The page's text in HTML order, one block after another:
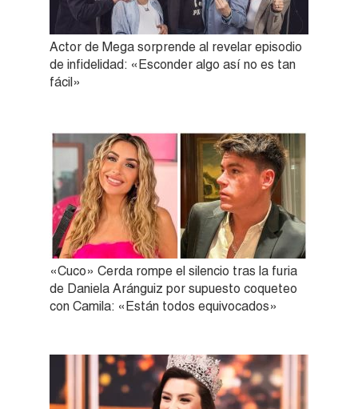
Actor de Mega sorprende al revelar episodio
de infidelidad: «Esconder algo así no es tan
fácil»
«Cuco» Cerda rompe el silencio tras la furia
de Daniela Aránguiz por supuesto coqueteo
con Camila: «Están todos equivocados»